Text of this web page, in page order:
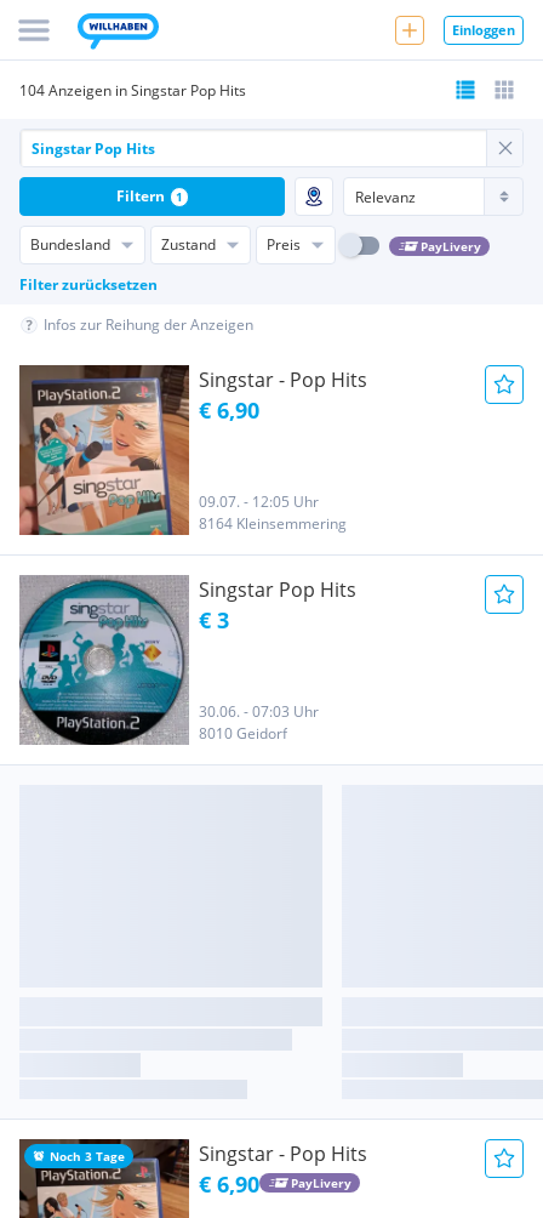
Einloggen
104 Anzeigen in Singstar Pop Hits
Bundesland Zustand Preis PayLivery
Filter zurücksetzen
Filtern 1
Infos zur Reihung der Anzeigen
Singstar - Pop Hits
€ 6,90
09.07. - 12:05 Uhr
8164 Kleinsemmering
Singstar Pop Hits
€ 3
30.06. - 07:03 Uhr
8010 Geidorf
Noch 3 Tage Singstar - Pop Hits
€ 6,90 PayLivery